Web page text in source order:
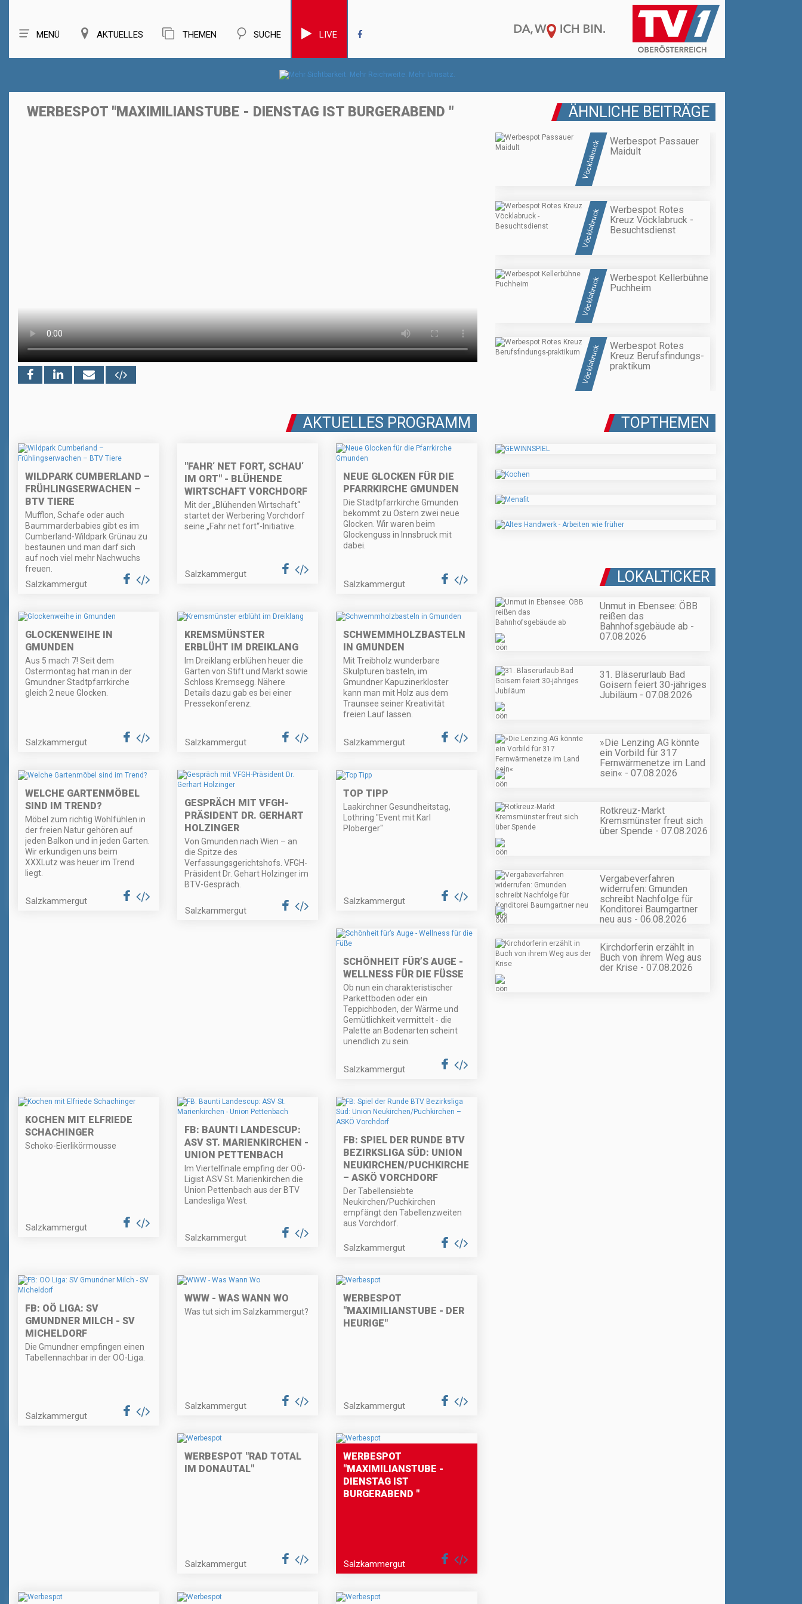
MENÜ AKTUELLES THEMEN SUCHE LIVE
WERBESPOT "MAXIMILIANSTUBE - DIENSTAG IST BURGERABEND " ÄHNLICHE BEITRÄGE
Vöcklabruck
Werbespot Passauer
Maidult
Vöcklabruck
Werbespot Rotes
Kreuz Vöcklabruck -
Besuchtsdienst
Vöcklabruck
Werbespot Kellerbühne
Puchheim
Vöcklabruck
Werbespot Rotes
Kreuz Berufsfindungs-
praktikum
AKTUELLES PROGRAMM
WILDPARK CUMBERLAND –
FRÜHLINGSERWACHEN –
BTV TIERE
Mufflon, Schafe oder auch
Baummarderbabies gibt es im
Cumberland-Wildpark Grünau zu
bestaunen und man darf sich
auf noch viel mehr Nachwuchs
freuen.
Salzkammergut
"FAHR‘ NET FORT, SCHAU‘
IM ORT" - BLÜHENDE
WIRTSCHAFT VORCHDORF
Mit der „Blühenden Wirtschaft“
startet der Werbering Vorchdorf
seine „Fahr net fort“-Initiative.
Salzkammergut
NEUE GLOCKEN FÜR DIE
PFARRKIRCHE GMUNDEN
Die Stadtpfarrkirche Gmunden
bekommt zu Ostern zwei neue
Glocken. Wir waren beim
Glockenguss in Innsbruck mit
dabei.
Salzkammergut
GLOCKENWEIHE IN
GMUNDEN
Aus 5 mach 7! Seit dem
Ostermontag hat man in der
Gmundner Stadtpfarrkirche
gleich 2 neue Glocken.
Salzkammergut
KREMSMÜNSTER
ERBLÜHT IM DREIKLANG
Im Dreiklang erblühen heuer die
Gärten von Stift und Markt sowie
Schloss Kremsegg. Nähere
Details dazu gab es bei einer
Pressekonferenz.
Salzkammergut
SCHWEMMHOLZBASTELN
IN GMUNDEN
Mit Treibholz wunderbare
Skulpturen basteln, im
Gmundner Kapuzinerkloster
kann man mit Holz aus dem
Traunsee seiner Kreativität
freien Lauf lassen.
Salzkammergut
WELCHE GARTENMÖBEL
SIND IM TREND?
Möbel zum richtig Wohlfühlen in
der freien Natur gehören auf
jeden Balkon und in jeden Garten.
Wir erkundigen uns beim
XXXLutz was heuer im Trend
liegt.
Salzkammergut
GESPRÄCH MIT VFGH-
PRÄSIDENT DR. GERHART
HOLZINGER
Von Gmunden nach Wien – an
die Spitze des
Verfassungsgerichtshofs. VFGH-
Präsident Dr. Gehart Holzinger im
BTV-Gespräch.
Salzkammergut
TOP TIPP
Laakirchner Gesundheitstag,
Lothring "Event mit Karl
Ploberger"
Salzkammergut
SCHÖNHEIT FÜR’S AUGE -
WELLNESS FÜR DIE FÜSSE
Ob nun ein charakteristischer
Parkettboden oder ein
Teppichboden, der Wärme und
Gemütlichkeit vermittelt - die
Palette an Bodenarten scheint
unendlich zu sein.
Salzkammergut
KOCHEN MIT ELFRIEDE
SCHACHINGER
Schoko-Eierlikörmousse
Salzkammergut
FB: BAUNTI LANDESCUP:
ASV ST. MARIENKIRCHEN -
UNION PETTENBACH
Im Viertelfinale empfing der OÖ-
Ligist ASV St. Marienkirchen die
Union Pettenbach aus der BTV
Landesliga West.
Salzkammergut
FB: SPIEL DER RUNDE BTV
BEZIRKSLIGA SÜD: UNION
NEUKIRCHEN/PUCHKIRCHEN
– ASKÖ VORCHDORF
Der Tabellensiebte
Neukirchen/Puchkirchen
empfängt den Tabellenzweiten
aus Vorchdorf.
Salzkammergut
FB: OÖ LIGA: SV
GMUNDNER MILCH - SV
MICHELDORF
Die Gmundner empfingen einen
Tabellennachbar in der OÖ-Liga.
Salzkammergut
WWW - WAS WANN WO
Was tut sich im Salzkammergut?
Salzkammergut
WERBESPOT
"MAXIMILIANSTUBE - DER
HEURIGE"
Salzkammergut
WERBESPOT "RAD TOTAL
IM DONAUTAL"
Salzkammergut
WERBESPOT
"MAXIMILIANSTUBE -
DIENSTAG IST
BURGERABEND "
Salzkammergut
TOPTHEMEN
LOKALTICKER
Unmut in Ebensee: ÖBB
reißen das
Bahnhofsgebäude ab -
07.08.2026
31. Bläserurlaub Bad
Goisern feiert 30-jähriges
Jubiläum - 07.08.2026
»Die Lenzing AG könnte
ein Vorbild für 317
Fernwärmenetze im Land
sein« - 07.08.2026
Rotkreuz-Markt
Kremsmünster freut sich
über Spende - 07.08.2026
Vergabeverfahren
widerrufen: Gmunden
schreibt Nachfolge für
Konditorei Baumgartner
neu aus - 06.08.2026
Kirchdorferin erzählt in
Buch von ihrem Weg aus
der Krise - 07.08.2026